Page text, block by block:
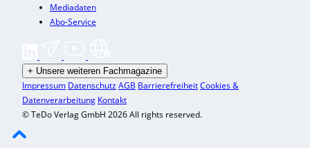
Mediadaten
Abo-Service
+ Unsere weiteren Fachmagazine
Impressum DatenschutzAGB BarrierefreiheitCookies &
Datenverarbeitung Kontakt
© TeDo Verlag GmbH 2026 All rights reserved.